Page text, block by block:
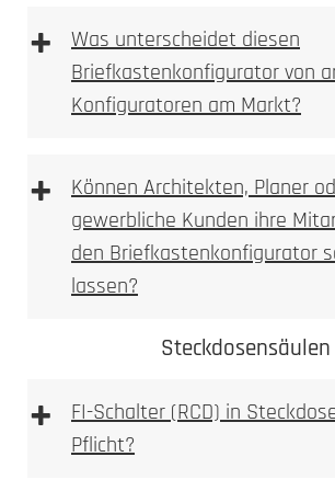
2. Ausmessen
LED-Leuchte
+
Was unterscheidet diesen
Briefkastenkonfigurator von
Konfiguratoren am Markt?
Briefkasten Konfigurator
+
Können Architekten, Planer
gewerbliche Kunden ihre
den Briefkastenkonfigurator
lassen?
Steckdosensäulen
+
FI-Schalter (RCD) in
Pflicht?